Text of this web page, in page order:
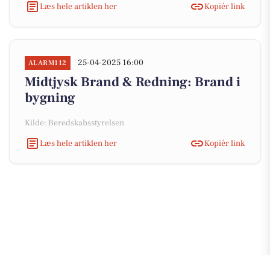
Læs hele artiklen her
Kopiér link
ALARM112 25-04-2025 16:00
Midtjysk Brand & Redning: Brand i
bygning
Kilde: Beredskabsstyrelsen
Læs hele artiklen her
Kopiér link